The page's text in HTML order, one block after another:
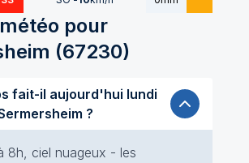
pour
(67230)
fait-il aujourd'hui lundi
?
8h, ciel nuageux - les